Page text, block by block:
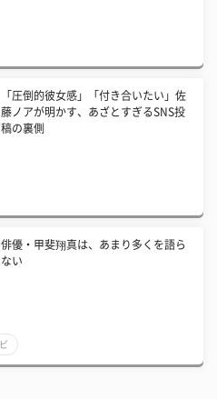
「圧倒的彼女感」「付き合いたい」佐
藤ノアが明かす、あざとすぎるSNS投
稿の裏側
俳優・甲斐翔真は、あまり多くを語ら
ない